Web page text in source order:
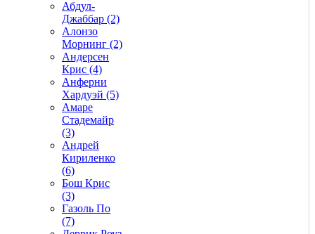
Абдул-
Джаббар (2)
Алонзо
Морнинг (2)
Андерсен
Крис (4)
Анферни
Xардуэй (5)
Амаре
Стадемайр
(3)
Андрей
Кириленко
(6)
Бош Крис
(3)
Газоль По
(7)